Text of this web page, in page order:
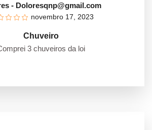
- Doloresqnp@gmail.com
novembro 17, 2023
Chuveiro
3 chuveiros da loi